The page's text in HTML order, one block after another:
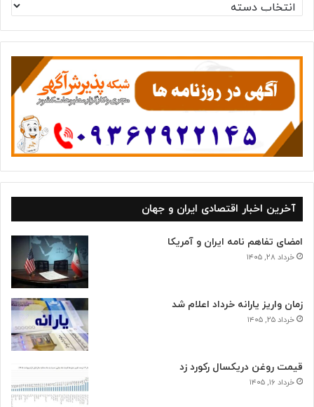
س
ت
ه‌
ه
آخرین اخبار اقتصادی ایران و جهان
امضای تفاهم نامه ایران و آمریکا
خرداد ۲۸, ۱۴۰۵
زمان واریز یارانه خرداد اعلام شد
خرداد ۲۵, ۱۴۰۵
قیمت روغن دریکسال رکورد زد
خرداد ۱۶, ۱۴۰۵